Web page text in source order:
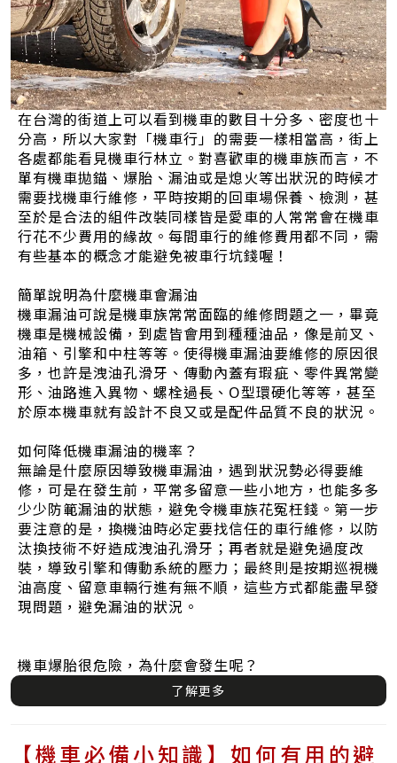
在台灣的街道上可以看到機車的數目十分多、密度也十
分高，所以大家對「機車行」的需要一樣相當高，街上
各處都能看見機車行林立。對喜歡車的機車族而言，不
單有機車拋錨、爆胎、漏油或是熄火等出狀況的時候才
需要找機車行維修，平時按期的回車場保養、檢測，甚
至於是合法的組件改裝同樣皆是愛車的人常常會在機車
行花不少費用的緣故。每間車行的維修費用都不同，需
有些基本的概念才能避免被車行坑錢喔！
簡單說明為什麼機車會漏油
機車漏油可說是機車族常常面臨的維修問題之一，畢竟
機車是機械設備，到處皆會用到種種油品，像是前叉、
油箱、引擎和中柱等等。使得機車漏油要維修的原因很
多，也許是洩油孔滑牙、傳動內蓋有瑕疵、零件異常變
形、油路進入異物、螺栓過長、O型環硬化等等，甚至
於原本機車就有設計不良又或是配件品質不良的狀況。
如何降低機車漏油的機率？
無論是什麼原因導致機車漏油，遇到狀況勢必得要維
修，可是在發生前，平常多留意一些小地方，也能多多
少少防範漏油的狀態，避免令機車族花冤枉錢。第一步
要注意的是，換機油時必定要找信任的車行維修，以防
汰換技術不好造成洩油孔滑牙；再者就是避免過度改
裝，導致引擎和傳動系統的壓力；最終則是按期巡視機
油高度、留意車輛行進有無不順，這些方式都能盡早發
現問題，避免漏油的狀況。
機車爆胎很危險，為什麼會發生呢？
了解更多
【機車必備小知識】如何有用的避